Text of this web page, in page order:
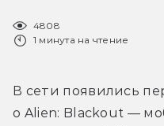
4808
1 минута на чтение
В сети появились
о Alien: Blackout —